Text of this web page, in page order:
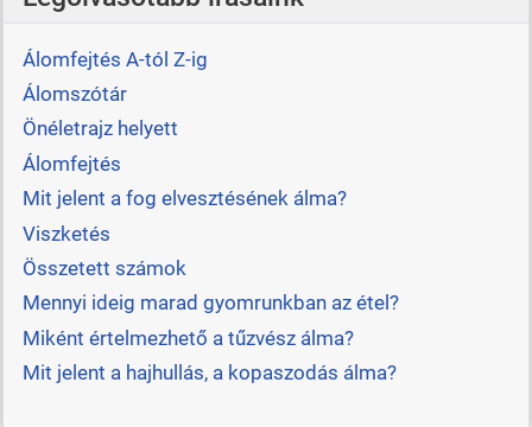
Álomfejtés A-tól Z-ig
Álomszótár
Önéletrajz helyett
Álomfejtés
Mit jelent a fog elvesztésének álma?
Viszketés
Összetett számok
Mennyi ideig marad gyomrunkban az étel?
Miként értelmezhető a tűzvész álma?
Mit jelent a hajhullás, a kopaszodás álma?